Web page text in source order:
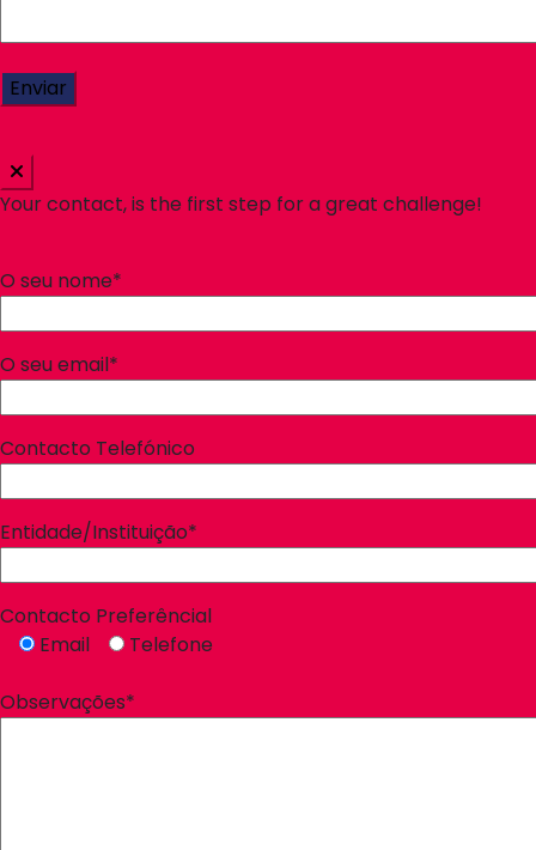
Your contact, is the first step for a great challenge!
O seu nome*
O seu email*
Contacto Telefónico
Entidade/Instituição*
Contacto Preferêncial
Email
Telefone
Observações*